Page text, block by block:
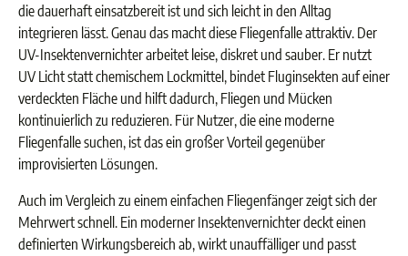
die dauerhaft einsatzbereit ist und sich leicht in den Alltag
integrieren lässt. Genau das macht diese Fliegenfalle attraktiv. Der
UV-Insektenvernichter arbeitet leise, diskret und sauber. Er nutzt
UV Licht statt chemischem Lockmittel, bindet Fluginsekten auf einer
verdeckten Fläche und hilft dadurch, Fliegen und Mücken
kontinuierlich zu reduzieren. Für Nutzer, die eine moderne
Fliegenfalle suchen, ist das ein großer Vorteil gegenüber
improvisierten Lösungen.
Auch im Vergleich zu einem einfachen Fliegenfänger zeigt sich der
Mehrwert schnell. Ein moderner Insektenvernichter deckt einen
definierten Wirkungsbereich ab, wirkt unauffälliger und passt